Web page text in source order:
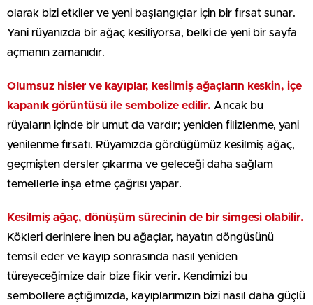
olarak bizi etkiler ve yeni başlangıçlar için bir fırsat sunar.
Yani rüyanızda bir ağaç kesiliyorsa, belki de yeni bir sayfa
açmanın zamanıdır.
Olumsuz hisler ve kayıplar, kesilmiş ağaçların keskin, içe
kapanık görüntüsü ile sembolize edilir. Ancak bu
rüyaların içinde bir umut da vardır; yeniden filizlenme, yani
yenilenme fırsatı. Rüyamızda gördüğümüz kesilmiş ağaç,
geçmişten dersler çıkarma ve geleceği daha sağlam
temellerle inşa etme çağrısı yapar.
Kesilmiş ağaç, dönüşüm sürecinin de bir simgesi olabilir.
Kökleri derinlere inen bu ağaçlar, hayatın döngüsünü
temsil eder ve kayıp sonrasında nasıl yeniden
türeyeceğimize dair bize fikir verir. Kendimizi bu
sembollere açtığımızda, kayıplarımızın bizi nasıl daha güçlü